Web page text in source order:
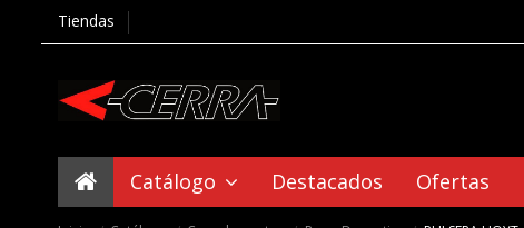
Tiendas
Catálogo Destacados Ofertas